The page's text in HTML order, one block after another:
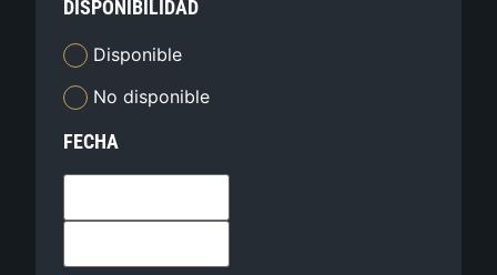
DISPONIBILIDAD
Disponible
No disponible
FECHA